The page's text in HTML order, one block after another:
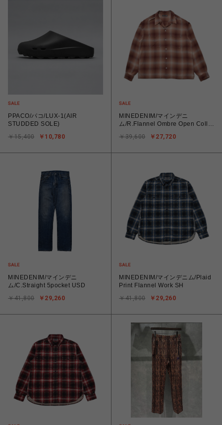
PPACO/パコ/LUX-1(AIR
STUDDED SOLE)
￥10,780
￥15,400
MINEDENIM/マインデニ
ム/R.Flannel Ombre Open Collar
￥27,720
￥39,600
MINEDENIM/マインデニ
ム/C.Straight 5pocket USD
￥29,260
￥41,800
MINEDENIM/マインデニム/Plaid
Print Flannel Work SH
￥29,260
￥41,800